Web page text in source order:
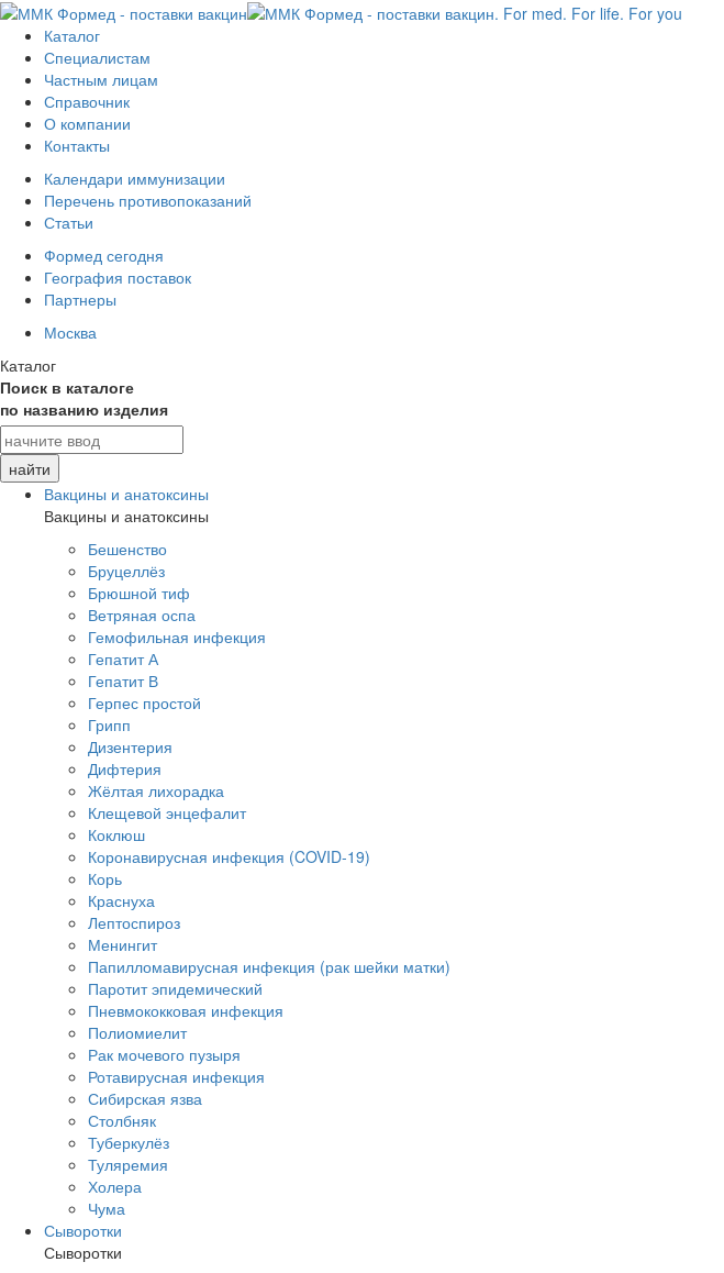
Каталог
Специалистам
Частным лицам
Справочник
О компании
Контакты
Календари иммунизации
Перечень противопоказаний
Статьи
Формед сегодня
География поставок
Партнеры
Москва
Каталог
Поиск в каталоге
по названию изделия
Вакцины и анатоксины
Вакцины и анатоксины
Бешенство
Бруцеллёз
Брюшной тиф
Ветряная оспа
Гемофильная инфекция
Гепатит А
Гепатит В
Герпес простой
Грипп
Дизентерия
Дифтерия
Жёлтая лихорадка
Клещевой энцефалит
Коклюш
Коронавирусная инфекция (COVID-19)
Корь
Краснуха
Лептоспироз
Менингит
Папилломавирусная инфекция (рак шейки матки)
Паротит эпидемический
Пневмококковая инфекция
Полиомиелит
Рак мочевого пузыря
Ротавирусная инфекция
Сибирская язва
Столбняк
Туберкулёз
Туляремия
Холера
Чума
Сыворотки
Сыворотки